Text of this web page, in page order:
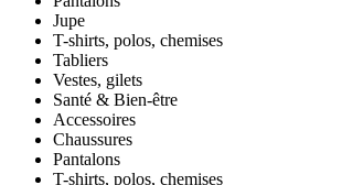
Jupe
T-shirts, polos, chemises
Tabliers
Vestes, gilets
Santé & Bien-être
Accessoires
Chaussures
Pantalons
T-shirts, polos, chemises